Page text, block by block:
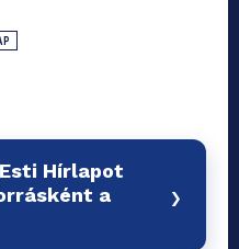
Hírlapot
a
›